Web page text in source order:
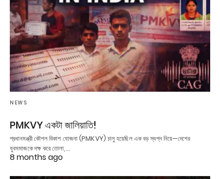
NEWS
PMKVY একটা জালিয়াতি!
প্রধানমন্ত্রী কৌশল বিকাশ যোজনা (PMKVY) চালু হয়েছিল এক বড় স্বপ্ন নিয়ে—দেশের
যুবসমাজকে দক্ষ করে তোলা,…
8 months ago